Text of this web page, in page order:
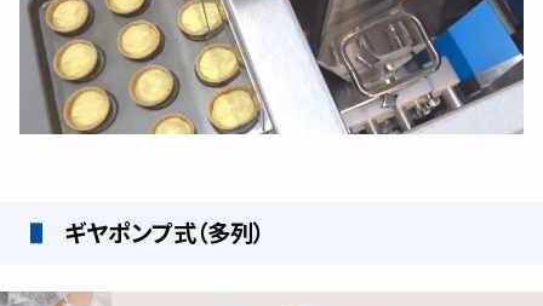
ギヤポンプ式（多列）